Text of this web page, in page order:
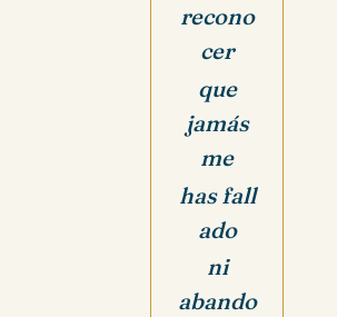
recono
cer
que
jamás
me
has fall
ado
ni
abando